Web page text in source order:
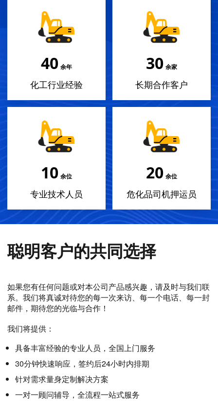
40 余年
化工行业经验
30 余家
长期合作客户
10 余位
专业技术人员
20 余位
危化品司机押运员
聪明客户的共同选择
如果您有任何问题或对本公司产品感兴趣，请及时与我们联
系。我们将真诚对待您的每一次来访、每一个电话、每一封
邮件，期待您的光临与合作！
我们将提供：
具备丰富经验的专业人员，全国上门服务
30分钟快速响应，签约后24小时内排期
针对需求量身定制解决方案
一对一顾问辅导，全流程一站式服务